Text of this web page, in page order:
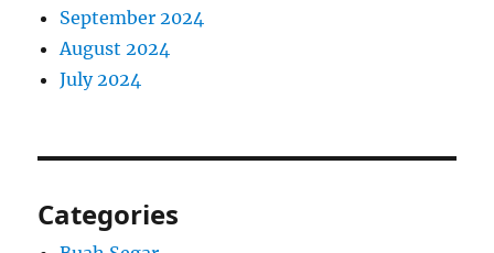
September 2024
August 2024
July 2024
Categories